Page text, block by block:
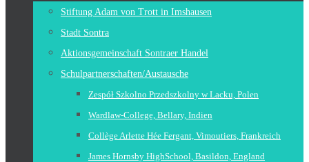
Stiftung Adam von Trott in Imshausen
Stadt Sontra
Aktionsgemeinschaft Sontraer Handel
Schulpartnerschaften/Austausche
Zespół Szkolno Przedszkolny w Lacku, Polen
Wardlaw-College, Bellary, Indien
Collège Arlette Hée Fergant, Vimoutiers, Frankreich
James Hornsby HighSchool, Basildon, England